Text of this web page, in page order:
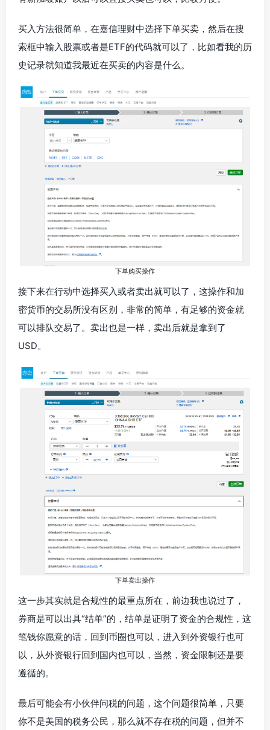
买入方法很简单，在嘉信理财中选择下单买卖，然后在搜
索框中输入股票或者是ETF的代码就可以了，比如看我的历
史记录就知道我最近在买卖的内容是什么。
下单购买操作
接下来在行动中选择买入或者卖出就可以了，这操作和加
密货币的交易所没有区别，非常的简单，有足够的资金就
可以排队交易了。卖出也是一样，卖出后就是拿到了
USD。
下单卖出操作
这一步其实就是合规性的最重点所在，前边我也说过了，
券商是可以出具“结单”的，结单是证明了资金的合规性，这
笔钱你愿意的话，回到币圈也可以，进入到外资银行也可
以，从外资银行回到国内也可以，当然，资金限制还是要
遵循的。
最后可能会有小伙伴问税的问题，这个问题很简单，只要
你不是美国的税务公民，那么就不存在税的问题，但并不